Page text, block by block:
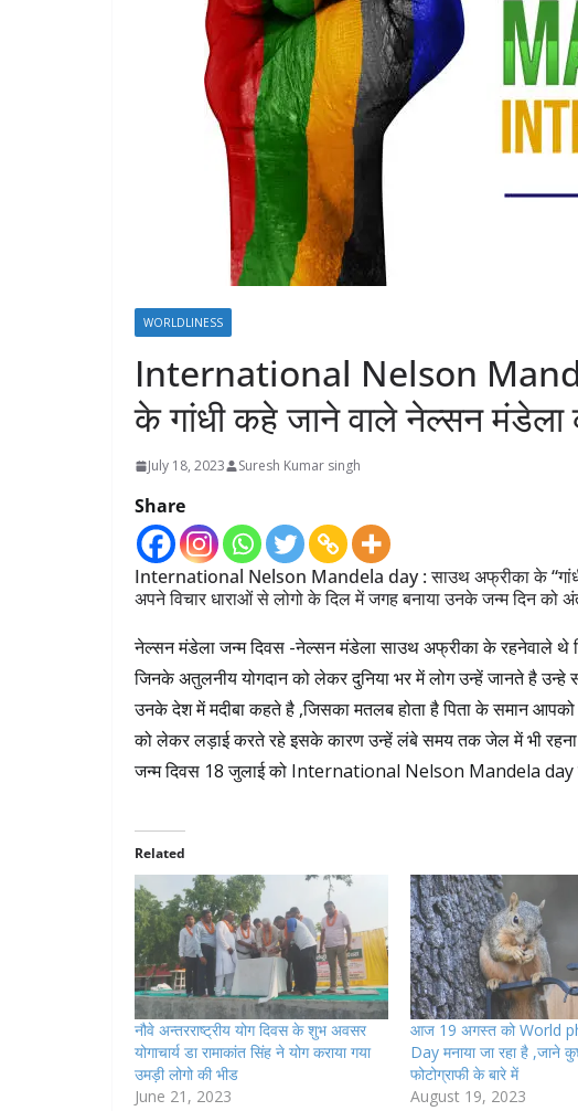
WORLDLINESS
International Nelson
के गांधी कहे जाने वाले नेल्सन
July 18, 2023 Suresh Kumar singh
Share
International Nelson Mandela day : साउथ अफ्रीका के
अपने विचार धाराओं से लोगो के दिल में जगह बनाया उनके जन्म दिन को
नेल्सन मंडेला जन्म दिवस -नेल्सन मंडेला साउथ अफ्रीका के रहनेवाले थे
जिनके अतुलनीय योगदान को लेकर दुनिया भर में लोग उन्हें जानते है उन्हे
उनके देश में मदीबा कहते है ,जिसका मतलब होता है पिता के समान
को लेकर लड़ाई करते रहे इसके कारण उन्हें लंबे समय तक जेल में भी रहना
जन्म दिवस 18 जुलाई को International Nelson Mandela day
Related
नौवे अन्तरराष्ट्रीय योग दिवस के शुभ अवसर
योगाचार्य डा रामाकांत सिंह ने योग कराया गया
उमड़ी लोगो की भीड
June 21, 2023
आज 19 अगस्त को World
Day मनाया जा रहा है ,जाने
फोटोग्राफी के बारे में
August 19, 2023